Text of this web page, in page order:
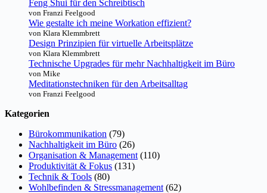
Feng Shui für den Schreibtisch
von Franzi Feelgood
Wie gestalte ich meine Workation effizient?
von Klara Klemmbrett
Design Prinzipien für virtuelle Arbeitsplätze
von Klara Klemmbrett
Technische Upgrades für mehr Nachhaltigkeit im Büro
von Mike
Meditationstechniken für den Arbeitsalltag
von Franzi Feelgood
Kategorien
Bürokommunikation (79)
Nachhaltigkeit im Büro (26)
Organisation & Management (110)
Produktivität & Fokus (131)
Technik & Tools (80)
Wohlbefinden & Stressmanagement (62)